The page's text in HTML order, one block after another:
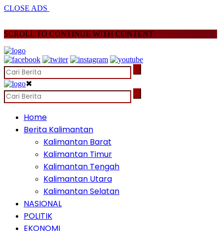
CLOSE ADS
SCROLL TO CONTINUE WITH CONTENT
✖
Home
Berita Kalimantan
Kalimantan Barat
Kalimantan Timur
Kalimantan Tengah
Kalimantan Utara
Kalimantan Selatan
NASIONAL
POLITIK
EKONOMI